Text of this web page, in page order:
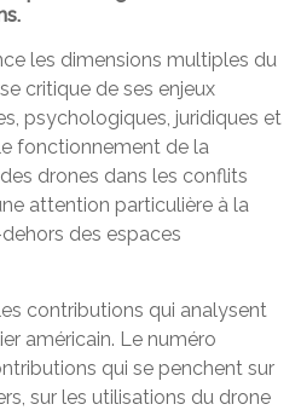
les dimensions multiples du
critique de ses enjeux
psychologiques, juridiques et
fonctionnement de la
drones dans les conflits
attention particulière à la
des espaces
contributions qui analysent
américain. Le numéro
qui se penchent sur
sur les utilisations du drone